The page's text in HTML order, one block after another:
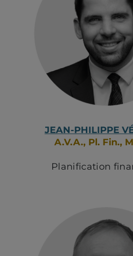
JEAN-PHILIPPE
A.V.A., Pl. Fin.,
Planification